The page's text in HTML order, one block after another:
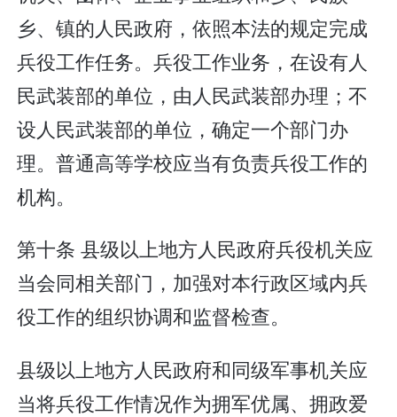
乡、镇的人民政府，依照本法的规定完成
兵役工作任务。兵役工作业务，在设有人
民武装部的单位，由人民武装部办理；不
设人民武装部的单位，确定一个部门办
理。普通高等学校应当有负责兵役工作的
机构。
第十条 县级以上地方人民政府兵役机关应
当会同相关部门，加强对本行政区域内兵
役工作的组织协调和监督检查。
县级以上地方人民政府和同级军事机关应
当将兵役工作情况作为拥军优属、拥政爱